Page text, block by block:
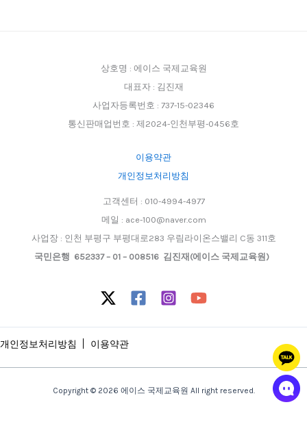
상호명 : 에이스 국제교육원
대표자 : 김진재
사업자등록번호 : 737-15-02346
통신판매업번호 : 제2024-인천부평-0456호
이용약관
개인정보처리방침
고객센터 : 010-4994-4977
메일 : ace-100@naver.com
사업장 : 인천 부평구 부평대로283 우림라이온스밸리 C동 311호
국민은행 652337 – 01 – 008516 김진재(에이스 국제교육원)
개인정보처리방침 이용약관
Copyright © 2026 에이스 국제교육원 All right reserved.